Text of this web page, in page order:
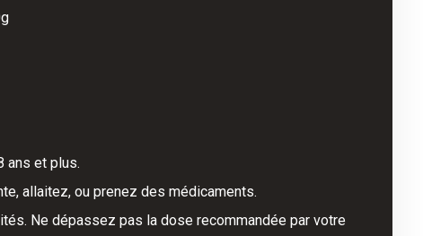
ans et plus.
allaitez, ou prenez des médicaments.
Ne dépassez pas la dose recommandée par votre